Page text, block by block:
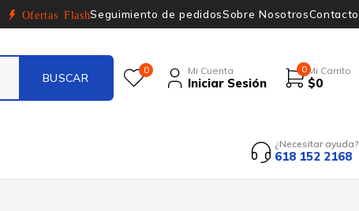
Ofertas FlashSeguimiento de pedidosSobre NosotrosContacto
0 Mi Cuenta
Iniciar Sesión
0 Mi Carrito
$0
¿Necesitar ayuda?
618 152 2168